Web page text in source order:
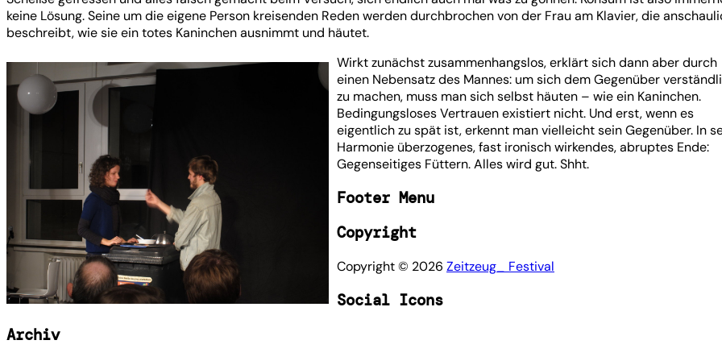
keine Lösung. Seine um die eigene Person kreisenden Reden werden durchbrochen von der Frau am Klavier, die
beschreibt, wie sie ein totes Kaninchen ausnimmt und häutet.
Wirkt zunächst zusammenhangslos, erklärt sich dann aber durch
einen Nebensatz des Mannes: um sich dem Gegenüber
zu machen, muss man sich selbst häuten – wie ein Kaninchen.
Bedingungsloses Vertrauen existiert nicht. Und erst, wenn es
eigentlich zu spät ist, erkennt man vielleicht sein Gegenüber. In
Harmonie überzogenes, fast ironisch wirkendes, abruptes Ende:
Gegenseitiges Füttern. Alles wird gut. Shht.
Footer Menu
Copyright
Copyright © 2026 Zeitzeug_ Festival
Social Icons
Archiv